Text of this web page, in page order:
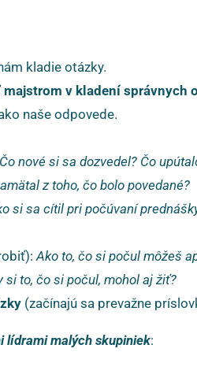
kladie otázky.
majstrom v kladení správnych
naše odpovede.
Čo nové si sa dozvedel? Čo
z toho, čo bolo povedané?
si sa cítil pri počúvaní
Ako to, čo si počul môžeš
si to, čo si počul, mohol aj žiť?
(začínajú sa prevažne
lídrami malých skupiniek: